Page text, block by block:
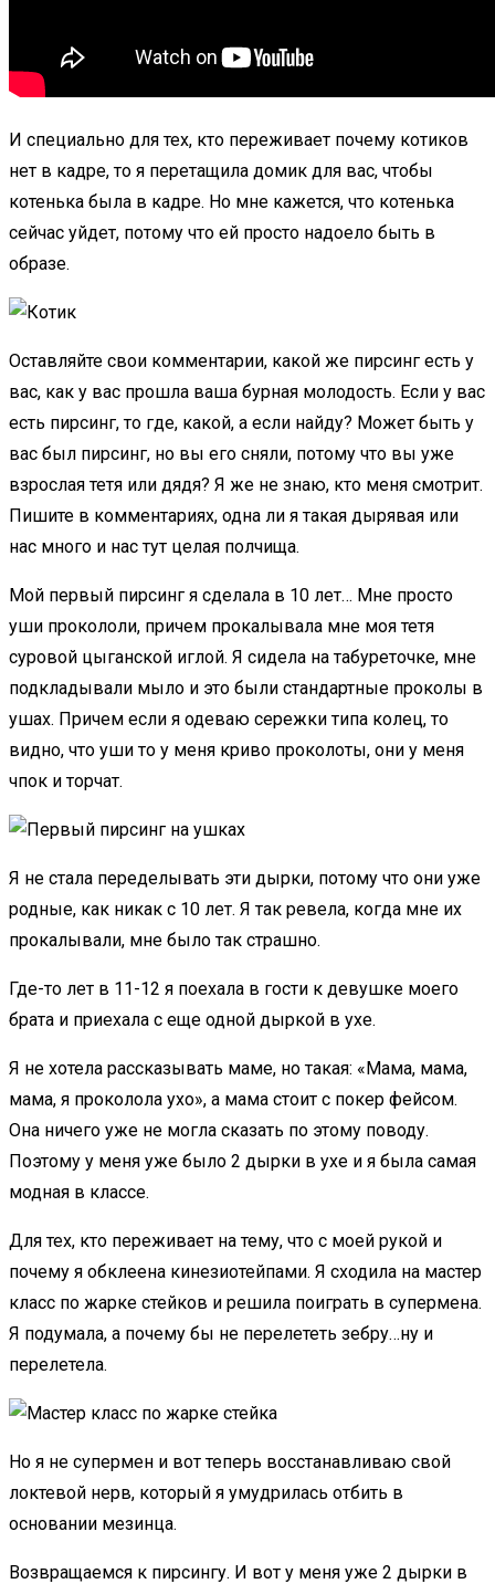
И специально для тех, кто переживает почему котиков
нет в кадре, то я перетащила домик для вас, чтобы
котенька была в кадре. Но мне кажется, что котенька
сейчас уйдет, потому что ей просто надоело быть в
образе.
Оставляйте свои комментарии, какой же пирсинг есть у
вас, как у вас прошла ваша бурная молодость. Если у вас
есть пирсинг, то где, какой, а если найду? Может быть у
вас был пирсинг, но вы его сняли, потому что вы уже
взрослая тетя или дядя? Я же не знаю, кто меня смотрит.
Пишите в комментариях, одна ли я такая дырявая или
нас много и нас тут целая полчища.
Мой первый пирсинг я сделала в 10 лет… Мне просто
уши прокололи, причем прокалывала мне моя тетя
суровой цыганской иглой. Я сидела на табуреточке, мне
подкладывали мыло и это были стандартные проколы в
ушах. Причем если я одеваю сережки типа колец, то
видно, что уши то у меня криво проколоты, они у меня
чпок и торчат.
Я не стала переделывать эти дырки, потому что они уже
родные, как никак с 10 лет. Я так ревела, когда мне их
прокалывали, мне было так страшно.
Где-то лет в 11-12 я поехала в гости к девушке моего
брата и приехала с еще одной дыркой в ухе.
Я не хотела рассказывать маме, но такая: «Мама, мама,
мама, я проколола ухо», а мама стоит с покер фейсом.
Она ничего уже не могла сказать по этому поводу.
Поэтому у меня уже было 2 дырки в ухе и я была самая
модная в классе.
Для тех, кто переживает на тему, что с моей рукой и
почему я обклеена кинезиотейпами. Я сходила на мастер
класс по жарке стейков и решила поиграть в супермена.
Я подумала, а почему бы не перелететь зебру…ну и
перелетела.
Но я не супермен и вот теперь восстанавливаю свой
локтевой нерв, который я умудрилась отбить в
основании мезинца.
Возвращаемся к пирсингу. И вот у меня уже 2 дырки в